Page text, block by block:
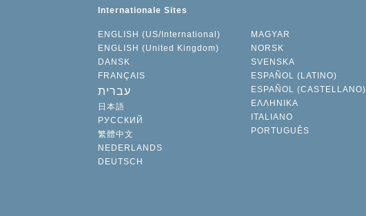
Internationale Sites
ENGLISH (US/International)
ENGLISH (United Kingdom)
DANSK
FRANÇAIS
עברית
日本語
РУССКИЙ
繁體中文
NEDERLANDS
DEUTSCH
MAGYAR
NORSK
SVENSKA
ESPAÑOL (LATINO)
ESPAÑOL (CASTELLANO)
ΕΛΛΗΝΙΚA
ITALIANO
PORTUGUÊS